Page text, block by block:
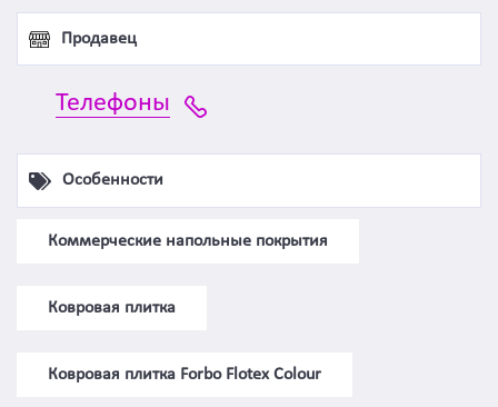
Продавец
Телефоны
Особенности
Коммерческие напольные покрытия
Ковровая плитка
Ковровая плитка Forbo Flotex Colour